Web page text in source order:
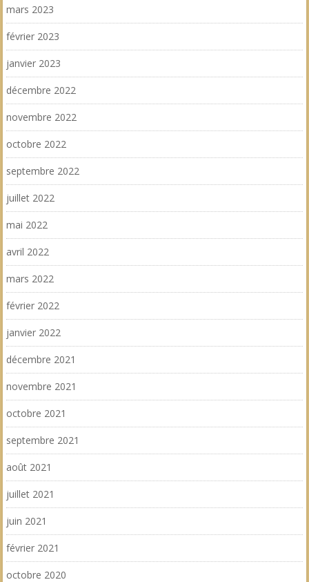
mars 2023
février 2023
janvier 2023
décembre 2022
novembre 2022
octobre 2022
septembre 2022
juillet 2022
mai 2022
avril 2022
mars 2022
février 2022
janvier 2022
décembre 2021
novembre 2021
octobre 2021
septembre 2021
août 2021
juillet 2021
juin 2021
février 2021
octobre 2020